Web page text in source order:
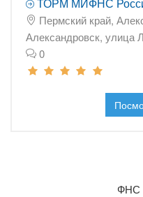
Пермский край,
Александровск, улица
0
ФНС